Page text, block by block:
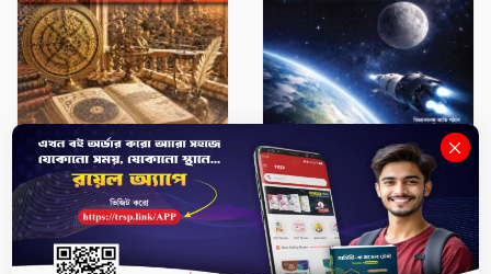
Scientific Study Series
মধ্যযুগের আলোকবর্তিকা (হার্ডকভার)
৳748৳850
Magazines
Divention (বিজ্ঞান সাময়িকী)
February 2026 Edition
৳80